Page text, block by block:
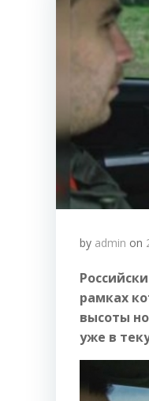
by admin on
рамках
высоты
уже в